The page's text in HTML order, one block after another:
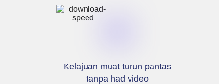
Kelajuan muat turun pantas
tanpa had video